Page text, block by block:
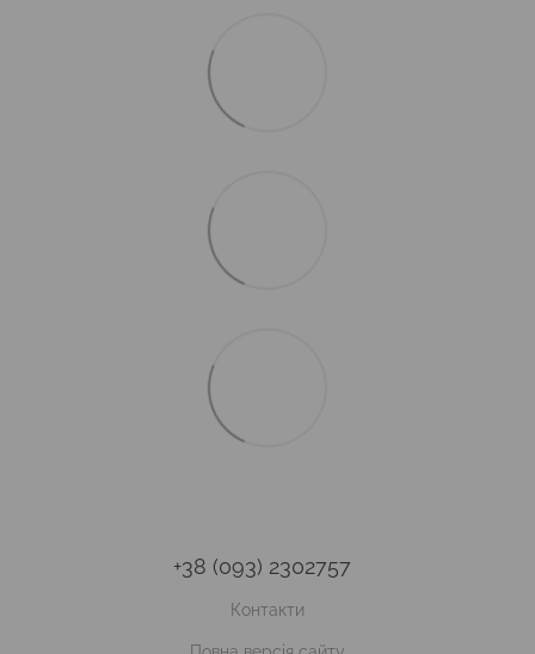
+38 (093) 2302757
Контакти